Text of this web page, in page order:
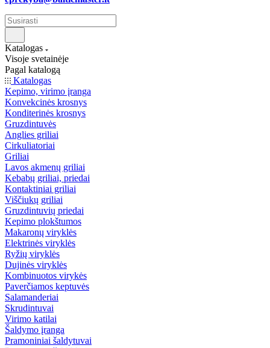
Katalogas
Visoje svetainėje
Pagal katalogą
Katalogas
Kepimo, virimo įranga
Konvekcinės krosnys
Konditerinės krosnys
Gruzdintuvės
Anglies griliai
Cirkuliatoriai
Griliai
Lavos akmenų griliai
Kebabų griliai, priedai
Kontaktiniai griliai
Viščiukų griliai
Gruzdintuvių priedai
Kepimo plokštumos
Makaronų viryklės
Elektrinės viryklės
Ryžių viryklės
Dujinės viryklės
Kombinuotos virykės
Paverčiamos keptuvės
Salamanderiai
Skrudintuvai
Virimo katilai
Šaldymo įranga
Pramoniniai šaldytuvai